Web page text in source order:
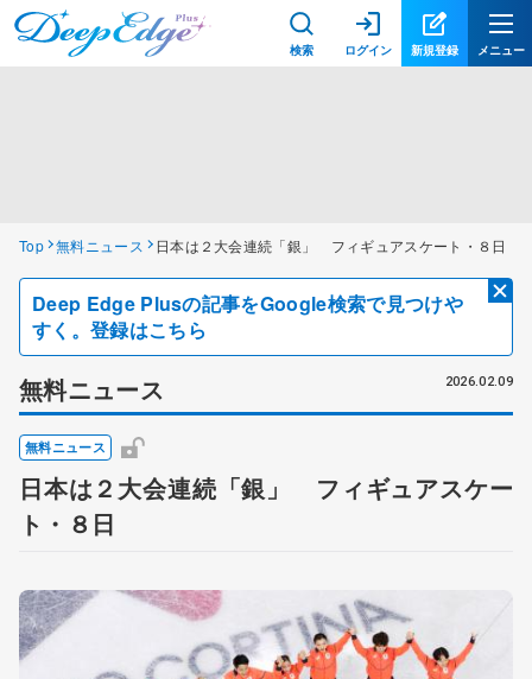
検索 ログイン 新規登録 メニュー
Top 無料ニュース 日本は２大会連続「銀」 フィギュアスケート・８日
Deep Edge Plusの記事をGoogle検索で見つけや
すく。登録はこちら
無料ニュース 2026.02.09
無料ニュース
日本は２大会連続「銀」 フィギュアスケー
ト・８日